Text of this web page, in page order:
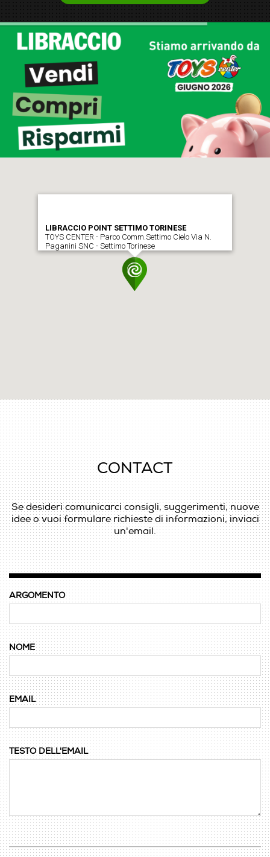
LIBRACCIO POINT SETTIMO TORINESE
TOYS CENTER - Parco Comm.Settimo Cielo Via N.
Paganini SNC - Settimo Torinese
CONTACT
Se desideri comunicarci consigli, suggerimenti, nuove
idee o vuoi formulare richieste di informazioni, inviaci
un'email.
ARGOMENTO
NOME
EMAIL
TESTO DELL'EMAIL